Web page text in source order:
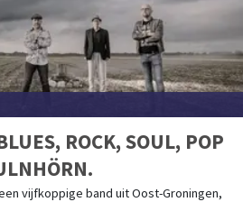
vijfkoppige band uit Oost-Groningen,